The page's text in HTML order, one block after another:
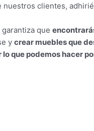
clientes,
que
y crear muebles que
que podemos hacer